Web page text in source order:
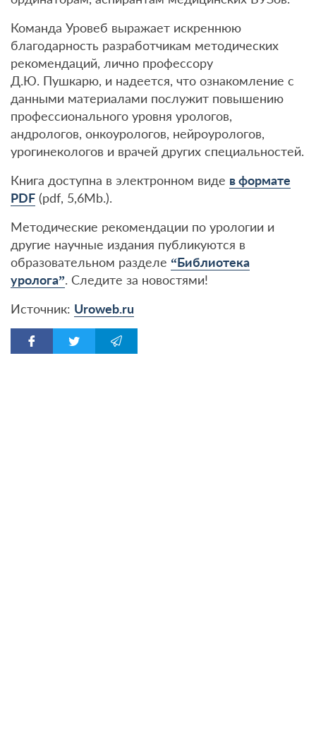
Команда Уровеб выражает искреннюю
благодарность разработчикам методических
рекомендаций, лично профессору
Д.Ю. Пушкарю, и надеется, что ознакомление с
данными материалами послужит повышению
профессионального уровня урологов,
андрологов, онкоурологов, нейроурологов,
урогинекологов и врачей других специальностей.
Книга доступна в электронном виде в формате
PDF (pdf, 5,6Mb.).
Методические рекомендации по урологии и
другие научные издания публикуются в
образовательном разделе “Библиотека
уролога”. Следите за новостями!
Источник: Uroweb.ru